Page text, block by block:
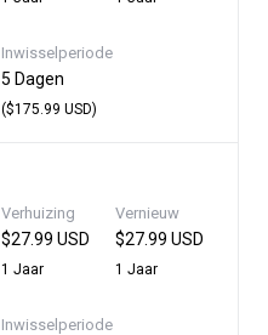
Inwisselperiode
5 Dagen
($175.99 USD)
Verhuizing
$27.99 USD
1 Jaar
Vernieuw
$27.99 USD
1 Jaar
Inwisselperiode